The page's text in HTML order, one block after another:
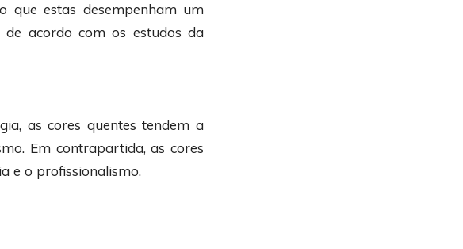
que estas desempenham um
de acordo com os estudos da
as cores quentes tendem a
Em contrapartida, as cores
e o profissionalismo.